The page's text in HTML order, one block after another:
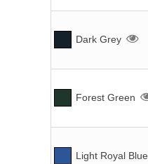
Dark Grey
Forest Green
Light Royal Blue